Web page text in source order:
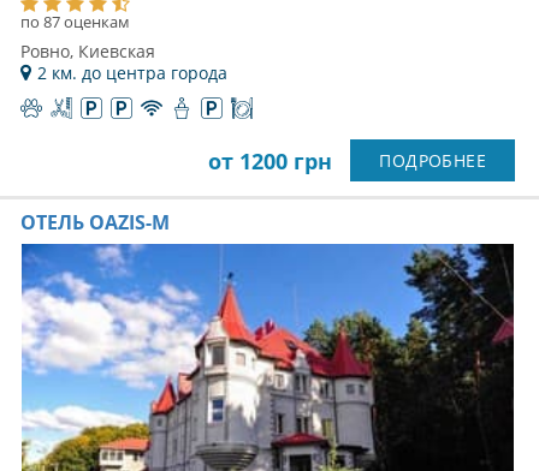
по 87 оценкам
Ровно, Киевская
2 км. до центра города
от 1200 грн ПОДРОБНЕЕ
ОТЕЛЬ OAZIS-M